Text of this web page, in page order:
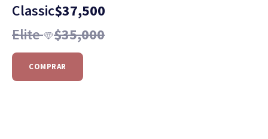
Classic$37,500
Elite $35,000
COMPRAR